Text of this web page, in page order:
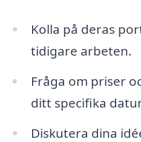
Kolla på deras
tidigare arbeten.
Fråga om priser
ditt specifika
Diskutera dina